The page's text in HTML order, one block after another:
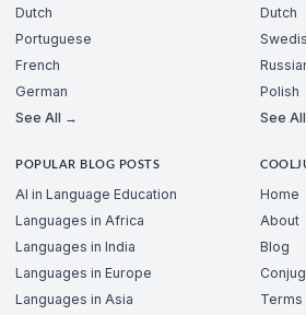
Dutch
Portuguese
French
German
See All →
Dutch
Polish
See
POPULAR BLOG POSTS
AI in Language Education
Languages in Africa
Languages in India
Languages in Europe
Languages in Asia
Home
About
Blog